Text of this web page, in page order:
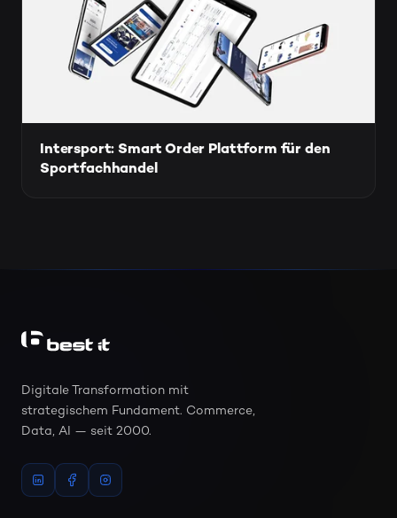
Intersport: Smart Order Plattform für den
Sportfachhandel
Digitale Transformation mit
strategischem Fundament. Commerce,
Data, AI — seit 2000.